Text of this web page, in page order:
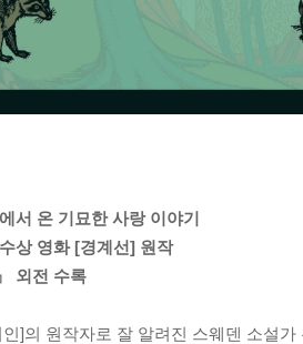
서 온 기묘한 사랑 이야기
상 영화 [경계선] 원작
외전 수록
]의 원작자로 잘 알려진 스웨덴 소설